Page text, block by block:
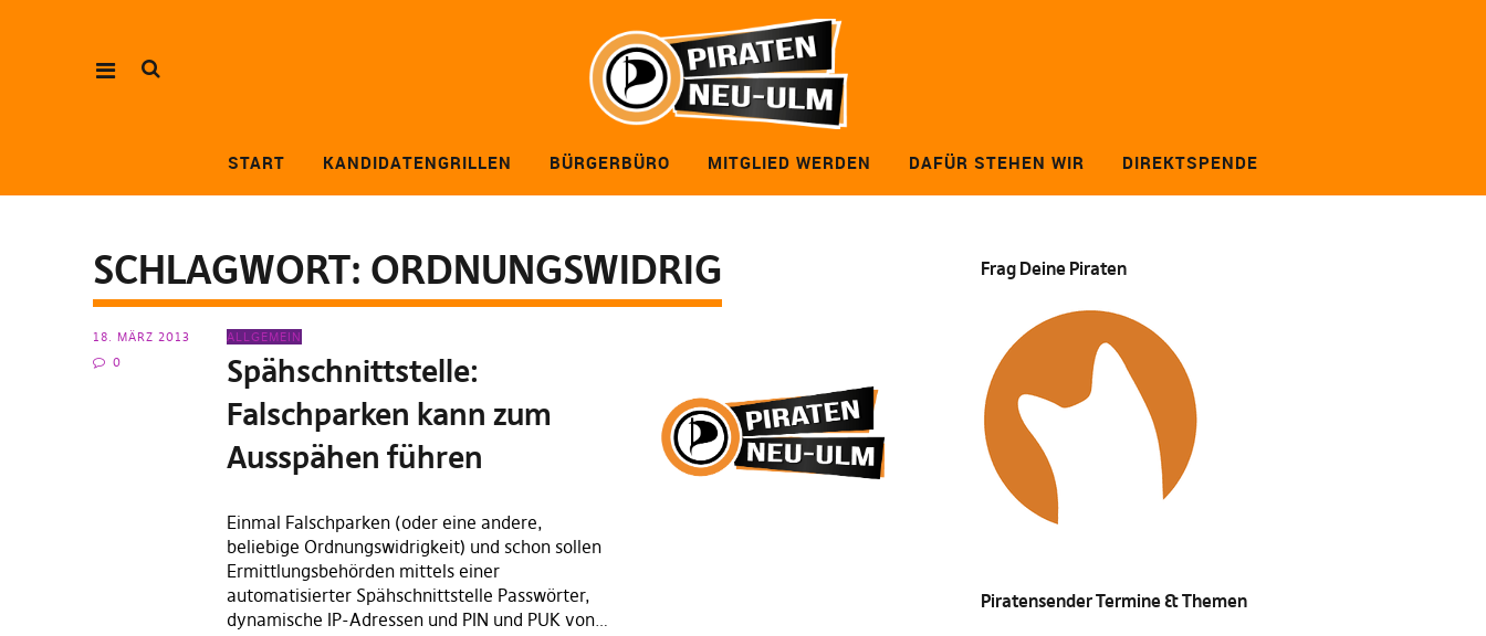
START KANDIDATENGRILLEN BÜRGERBÜRO MITGLIED WERDEN DAFÜR STEHEN WIR DIREKTSPENDE
SCHLAGWORT: ORDNUNGSWIDRIG
18. MÄRZ 2013
0
ALLGEMEIN
Spähschnittstelle:
Falschparken kann zum
Ausspähen führen
Einmal Falschparken (oder eine andere,
beliebige Ordnungswidrigkeit) und schon sollen
Ermittlungsbehörden mittels einer
automatisierter Spähschnittstelle Passwörter,
dynamische IP-Adressen und PIN und PUK von…
Frag Deine Piraten
Piratensender Termine & Themen